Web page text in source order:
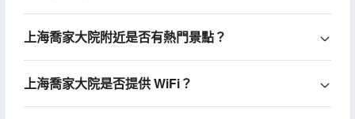
上海喬家大院附近是否有熱門景點？
上海喬家大院是否提供 WiFi？